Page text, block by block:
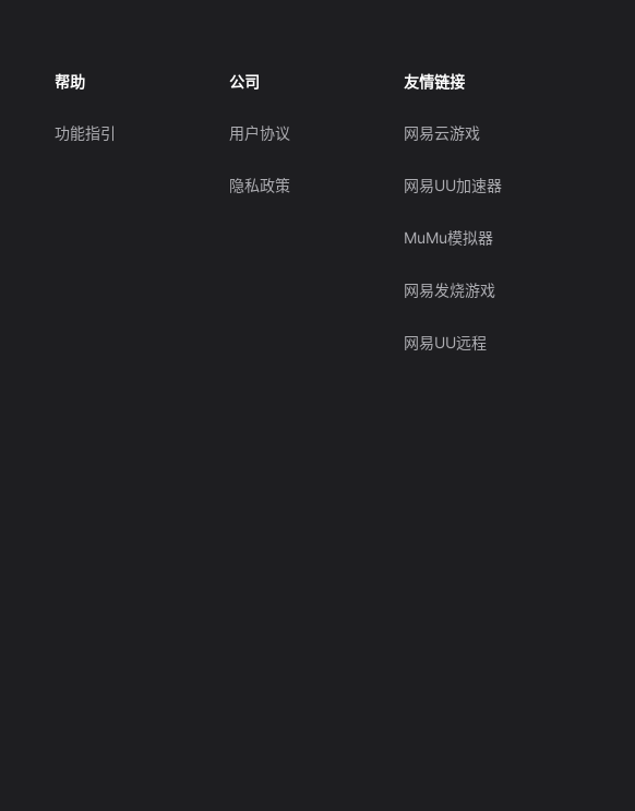
帮助
功能指引
公司
用户协议
隐私政策
友情链接
网易云游戏
网易UU加速器
MuMu模拟器
网易发烧游戏
网易UU远程